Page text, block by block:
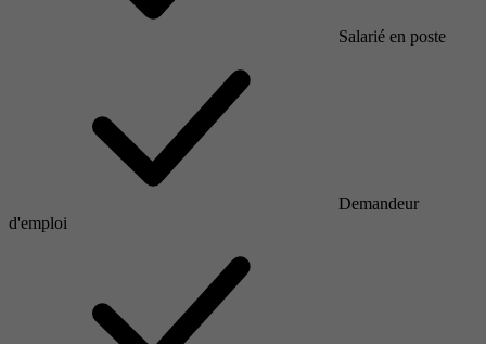
Salarié en poste
Demandeur
d'emploi